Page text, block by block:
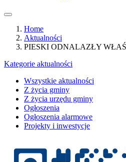
Home
Aktualności
PIESKI ODNALAZŁY
Kategorie aktualności
Wszystkie aktualności
Z życia gminy
Z życia urzędu gminy
Ogłoszenia
Ogłoszenia alarmowe
Projekty i inwestycje